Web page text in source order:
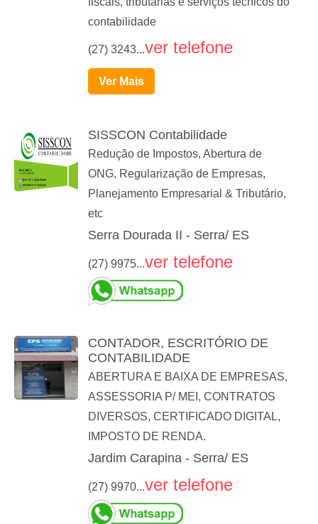
contabilidade
(27) 3243...ver telefone
Ver Mais
SISSCON Contabilidade
Redução de Impostos, Abertura de
ONG, Regularização de Empresas,
Planejamento Empresarial & Tributário,
etc
Serra Dourada II - Serra/ ES
(27) 9975...ver telefone
CONTADOR, ESCRITÓRIO DE
CONTABILIDADE
ABERTURA E BAIXA DE EMPRESAS,
ASSESSORIA P/ MEI, CONTRATOS
DIVERSOS, CERTIFICADO DIGITAL,
IMPOSTO DE RENDA.
Jardim Carapina - Serra/ ES
(27) 9970...ver telefone